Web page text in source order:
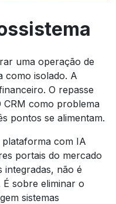
uma operação de
como isolado. A
O repasse
como problema
pontos se alimentam.
com IA
portais do mercado
integradas, não é
sobre eliminar o
sistemas